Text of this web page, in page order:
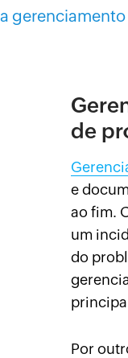
de
e
ao fim.
um
do
Por